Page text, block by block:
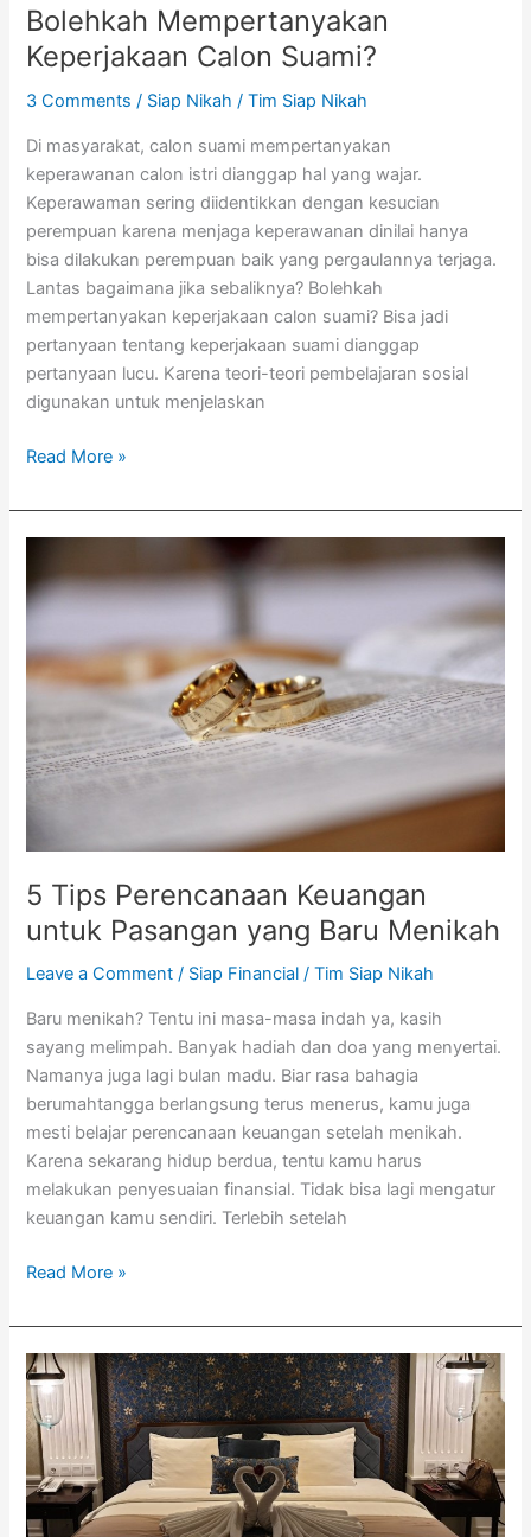
Bolehkah Mempertanyakan
Keperjakaan Calon Suami?
3 Comments / Siap Nikah /Tim Siap Nikah
Di masyarakat, calon suami mempertanyakan
keperawanan calon istri dianggap hal yang wajar.
Keperawaman sering diidentikkan dengan kesucian
perempuan karena menjaga keperawanan dinilai hanya
bisa dilakukan perempuan baik yang pergaulannya terjaga.
Lantas bagaimana jika sebaliknya? Bolehkah
mempertanyakan keperjakaan calon suami? Bisa jadi
pertanyaan tentang keperjakaan suami dianggap
pertanyaan lucu. Karena teori-teori pembelajaran sosial
digunakan untuk menjelaskan
Read More »
5 Tips Perencanaan Keuangan
untuk Pasangan yang Baru Menikah
Leave a Comment / Siap Financial /Tim Siap Nikah
Baru menikah? Tentu ini masa-masa indah ya, kasih
sayang melimpah. Banyak hadiah dan doa yang menyertai.
Namanya juga lagi bulan madu. Biar rasa bahagia
berumahtangga berlangsung terus menerus, kamu juga
mesti belajar perencanaan keuangan setelah menikah.
Karena sekarang hidup berdua, tentu kamu harus
melakukan penyesuaian finansial. Tidak bisa lagi mengatur
keuangan kamu sendiri. Terlebih setelah
Tips
Perencanaan
untuk
Pasangan
Baru
Menikah
Read More »
Menikmati
Bulan
Madu
#DiRumahAja?
Ini
Tipsnya